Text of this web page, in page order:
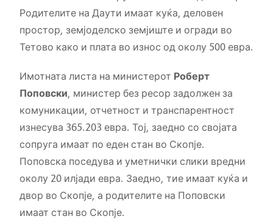
Родителите на Даути имаат куќа, деловен
простор, земјоделско земјиште и огради во
Тетово како и плата во износ од околу 500 евра.
Имотната листа на министерот Роберт
Поповски, министер без ресор задолжен за
комуникации, отчетност и транспарентност
изнесува 365.203 евра. Тој, заедно со својата
сопруга имаат по еден стан во Скопје.
Поповска поседува и уметнички слики вредни
околу 20 илјади евра. Заедно, тие имаат куќа и
двор во Скопје, а родителите на Поповски
имаат стан во Скопје.